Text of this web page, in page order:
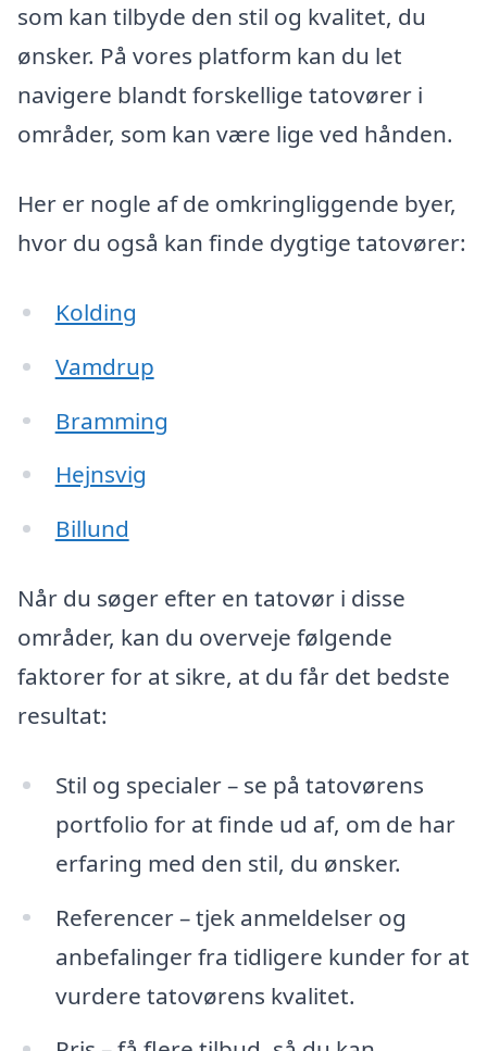
som kan tilbyde den stil og kvalitet, du
ønsker. På vores platform kan du let
navigere blandt forskellige tatovører i
områder, som kan være lige ved hånden.
Her er nogle af de omkringliggende byer,
hvor du også kan finde dygtige tatovører:
Kolding
Vamdrup
Bramming
Hejnsvig
Billund
Når du søger efter en tatovør i disse
områder, kan du overveje følgende
faktorer for at sikre, at du får det bedste
resultat:
Stil og specialer – se på tatovørens
portfolio for at finde ud af, om de har
erfaring med den stil, du ønsker.
Referencer – tjek anmeldelser og
anbefalinger fra tidligere kunder for at
vurdere tatovørens kvalitet.